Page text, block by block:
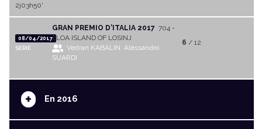
2j03h50'
08/04/2017
SERIE
GRAN PREMIO D'ITALIA 2017 704 -
ELOA ISLAND OF LOSINJ
Vedran KABALIN Alessandro
SUARDI
6 / 12
+ En 2016